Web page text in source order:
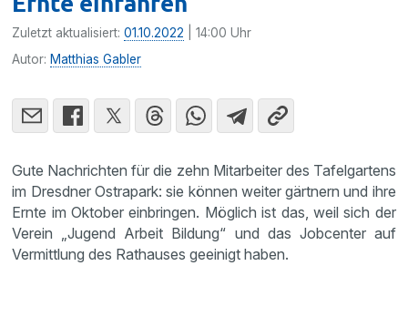
Zuletzt aktualisiert:01.10.2022 | 14:00 Uhr
Autor: Matthias Gabler
Gute Nachrichten für die zehn Mitarbeiter des Tafelgartens
im Dresdner Ostrapark: sie können weiter gärtnern und ihre
Ernte im Oktober einbringen. Möglich ist das, weil sich der
Verein „Jugend Arbeit Bildung“ und das Jobcenter auf
Vermittlung des Rathauses geeinigt haben.